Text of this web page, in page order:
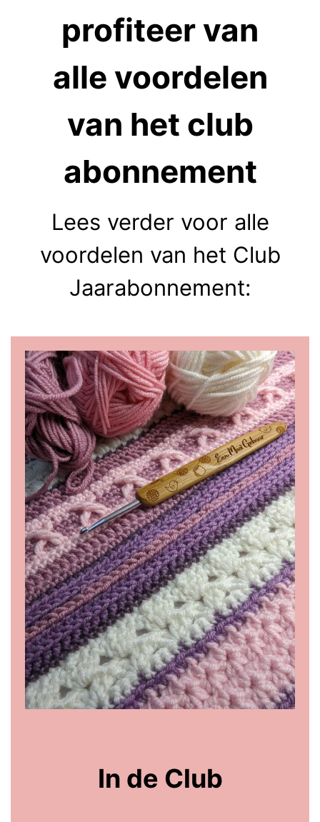
profiteer van
alle voordelen
van het club
abonnement
Lees verder voor alle
voordelen van het Club
Jaarabonnement:
In de Club